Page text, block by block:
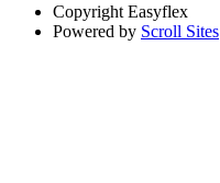
Copyright Easyflex
Powered by Scroll Sites